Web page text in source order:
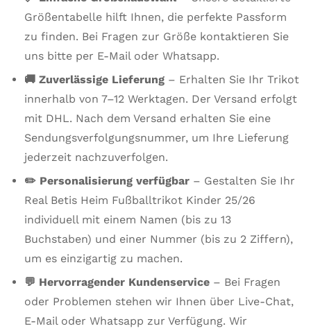
Größentabelle hilft Ihnen, die perfekte Passform
zu finden. Bei Fragen zur Größe kontaktieren Sie
uns bitte per E-Mail oder Whatsapp.
🚚 Zuverlässige Lieferung – Erhalten Sie Ihr Trikot
innerhalb von 7–12 Werktagen. Der Versand erfolgt
mit DHL. Nach dem Versand erhalten Sie eine
Sendungsverfolgungsnummer, um Ihre Lieferung
jederzeit nachzuverfolgen.
✏️ Personalisierung verfügbar – Gestalten Sie Ihr
Real Betis Heim Fußballtrikot Kinder 25/26
individuell mit einem Namen (bis zu 13
Buchstaben) und einer Nummer (bis zu 2 Ziffern),
um es einzigartig zu machen.
💬 Hervorragender Kundenservice – Bei Fragen
oder Problemen stehen wir Ihnen über Live-Chat,
E-Mail oder Whatsapp zur Verfügung. Wir